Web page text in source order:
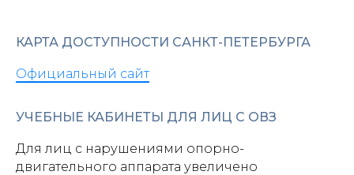
КАРТА ДОСТУПНОСТИ САНКТ-ПЕТЕРБУРГА
Официальный сайт
УЧЕБНЫЕ КАБИНЕТЫ ДЛЯ ЛИЦ С ОВЗ
Для лиц с нарушениями опорно-
двигательного аппарата увеличено